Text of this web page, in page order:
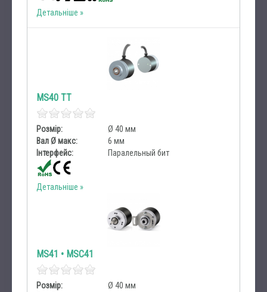
Детальніше
MS40 TT
Розмір:
Ø 40 мм
Вал Ø макс:
6 мм
Інтерфейс:
Паралельный бит
Детальніше
MS41 • MSC41
Розмір:
Ø 40 мм